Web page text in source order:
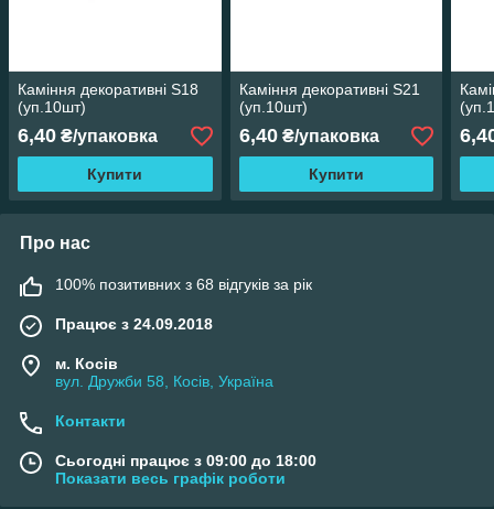
Каміння декоративні S18
(уп.10шт)
6,40 ₴/упаковка
Купити
Каміння декоративні S21
(уп.10шт)
6,40₴/упаковка
Купити
Про нас
100% позитивних з 68 відгуків за рік
Працює з 24.09.2018
м. Косів
вул. Дружби 58, Косів, Україна
Контакти
Сьогодні працює з 09:00 до 18:00
Показати весь графік роботи